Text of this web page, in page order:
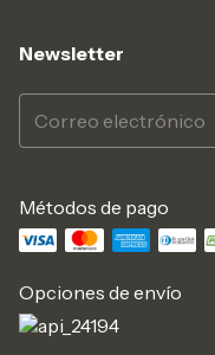
Newsletter
Métodos de pago
Opciones de envío